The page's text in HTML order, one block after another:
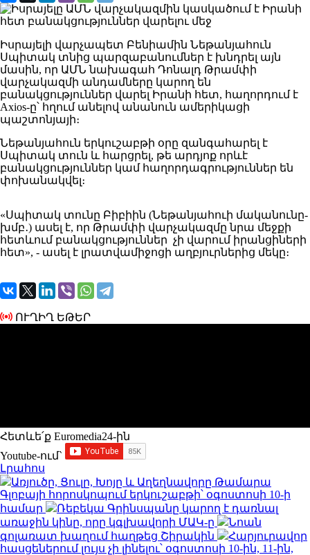
Իսրայելի վարչապետ Բենիամին Նեթանյահուն
Սպիտակ տնից պարզաբանումներ է խնդրել այն
մասին, որ ԱՄՆ նախագահ Դոնալդ Թրամփի
վարչակազմի անդամները կարող են
բանակցություններ վարել Իրանի հետ, հաղորդում է
Axios-ը՝ հղում անելով անանուն ամերիկացի
պաշտոնյայի։
Նեթանյահուն երկուշաբթի օրը զանգահարել է
Սպիտակ տուն և հարցրել, թե արդյոք որևէ
բանակցություններ կամ հաղորդագրություններ են
փոխանակվել։
«Սպիտակ տունը Բիբիին (Նեթանյահուի մականունը-
խմբ․) ասել է, որ Թրամփի վարչակազմը նրա մեջքի
հետևում բանակցություններ չի վարում իրանցիների
հետ», - ասել է լրատվամիջոցի աղբյուրներից մեկը։
ՈՒՂԻՂ ԵԹԵՐ
Հետևե՛ք Euromedia24-ին
Youtube-ում`
Լրահոս
Առյուծը, Ցուլը, Խոյը և Աղեղնավորը Թամարա
Գլոբայի հորոսկոպում երկուշաբթի՝ օգոստոսի 10-ի
համար
Ռեբեկա Գրինսպանը կարող է դառնալ
առաջին կինը, որը կգլխավորի ՄԱԿ-ը
Նոան
գոլառատ խաղում հաղթեց Շիրակին
Հարյուրավոր
հասցեներում լույս չի լինելու՝ օգոստոսի 10-ին, 11-ին,